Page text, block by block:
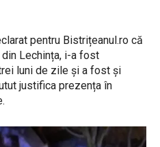
pentru Bistrițeanul.ro că
Lechința, i-a fost
luni de zile și a fost și
justifica prezența în